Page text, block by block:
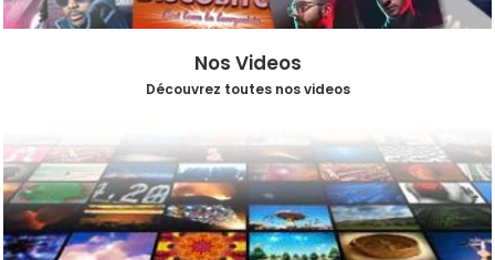
Nos Videos
Découvrez toutes nos videos